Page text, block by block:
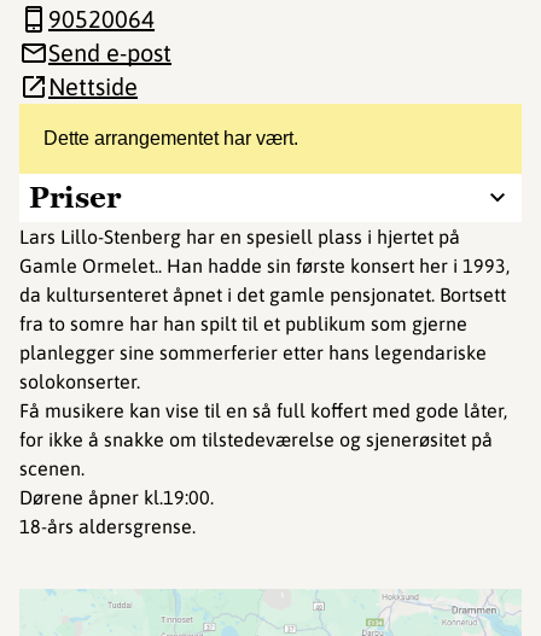
Dette arrangementet har vært.
Priser
Lars Lillo-Stenberg har en spesiell plass i hjertet på
Gamle Ormelet.. Han hadde sin første konsert her i 1993,
da kultursenteret åpnet i det gamle pensjonatet. Bortsett
fra to somre har han spilt til et publikum som gjerne
planlegger sine sommerferier etter hans legendariske
solokonserter.
Få musikere kan vise til en så full koffert med gode låter,
for ikke å snakke om tilstedeværelse og sjenerøsitet på
scenen.
Dørene åpner kl.19:00.
18-års aldersgrense.
90520064
Send e-post
Nettside